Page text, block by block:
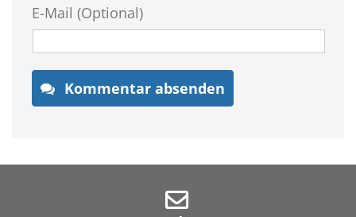
E-Mail (Optional)
Kommentar absenden